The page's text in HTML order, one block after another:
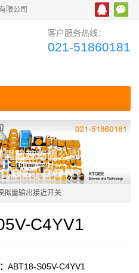
限公司
客户服务热线：
021-51860181
拟量输出接近开关
C4YV1
ABT18-S05V-C4YV1